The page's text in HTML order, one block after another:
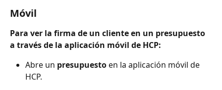
Móvil
Para ver la firma de un cliente en un presupuesto
a través de la aplicación móvil de HCP:
Abre un presupuesto en la aplicación móvil de
HCP.